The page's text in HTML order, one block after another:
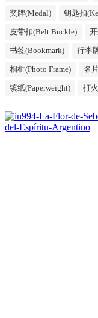
奖牌(Medal) 钥匙扣
皮带扣(Belt Buckle)
书签(Bookmark) 行李
相框(Photo Frame) 名
镇纸(Paperweight) 打